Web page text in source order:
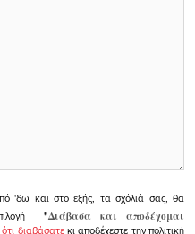
'δω και στο εξής, τα σχόλιά σας, θα
"Διάβασα και αποδέχομαι
διαβάσατεκι αποδέχεστε την πολιτική